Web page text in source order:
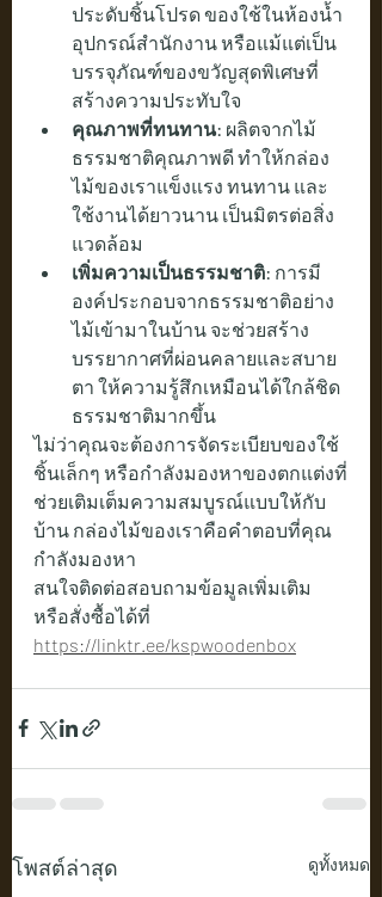
ประดับชิ้นโปรด ของใช้ในห้องน้ำ
อุปกรณ์สำนักงาน หรือแม้แต่เป็น
บรรจุภัณฑ์ของขวัญสุดพิเศษที่
สร้างความประทับใจ
คุณภาพที่ทนทาน: ผลิตจากไม้
ธรรมชาติคุณภาพดี ทำให้กล่อง
ไม้ของเราแข็งแรง ทนทาน และ
ใช้งานได้ยาวนาน เป็นมิตรต่อสิ่ง
แวดล้อม
เพิ่มความเป็นธรรมชาติ: การมี
องค์ประกอบจากธรรมชาติอย่าง
ไม้เข้ามาในบ้าน จะช่วยสร้าง
บรรยากาศที่ผ่อนคลายและสบาย
ตา ให้ความรู้สึกเหมือนได้ใกล้ชิด
ธรรมชาติมากขึ้น
ไม่ว่าคุณจะต้องการจัดระเบียบของใช้
ชิ้นเล็กๆ หรือกำลังมองหาของตกแต่งที่
ช่วยเติมเต็มความสมบูรณ์แบบให้กับ
บ้าน กล่องไม้ของเราคือคำตอบที่คุณ
กำลังมองหา
สนใจติดต่อสอบถามข้อมูลเพิ่มเติม
หรือสั่งซื้อได้ที่
https://linktr.ee/kspwoodenbox
โพสต์ล่าสุด ดูทั้งหมด